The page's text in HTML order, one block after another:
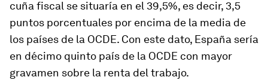
cuña fiscal se situaría en el 39,5%, es decir, 3,5
puntos porcentuales por encima de la media de
los países de la OCDE. Con este dato, España sería
en décimo quinto país de la OCDE con mayor
gravamen sobre la renta del trabajo.